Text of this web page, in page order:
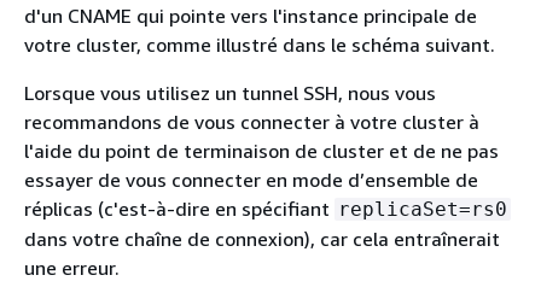
d'un CNAME qui pointe vers l'instance principale de
votre cluster, comme illustré dans le schéma suivant.
Lorsque vous utilisez un tunnel SSH, nous vous
recommandons de vous connecter à votre cluster à
l'aide du point de terminaison de cluster et de ne pas
essayer de vous connecter en mode d’ensemble de
réplicas (c'est-à-dire en spécifiant replicaSet=rs0
dans votre chaîne de connexion), car cela entraînerait
une erreur.